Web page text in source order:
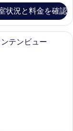
状況と料金を確認
ーフティボックス (室
テンビュー